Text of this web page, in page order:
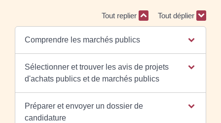
Tout replier Tout déplier
Comprendre les marchés publics
Sélectionner et trouver les avis de projets
d'achats publics et de marchés publics
Préparer et envoyer un dossier de
candidature